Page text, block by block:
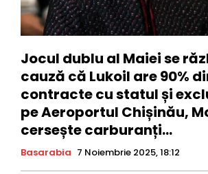
Jocul dublu al Maiei se
cauză că Lukoil are 90%
contracte cu statul și
pe Aeroportul Chișinău,
cersește carburanți...
Basarabia 7 Noiembrie 2025, 18:12